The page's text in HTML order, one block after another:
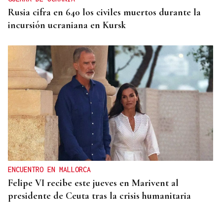
Rusia cifra en 640 los civiles muertos durante la
incursión ucraniana en Kursk
ENCUENTRO EN MALLORCA
Felipe VI recibe este jueves en Marivent al
presidente de Ceuta tras la crisis humanitaria